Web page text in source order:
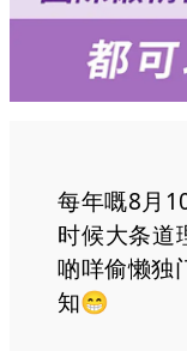
每年嘅8月
时候大条道
啲咩偷懒独
知😁